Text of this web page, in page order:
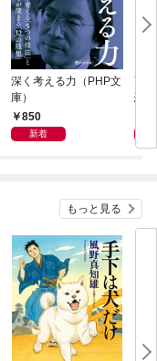
深く考える力（PHP文
庫）
850
新着
面
恐
もっと見る